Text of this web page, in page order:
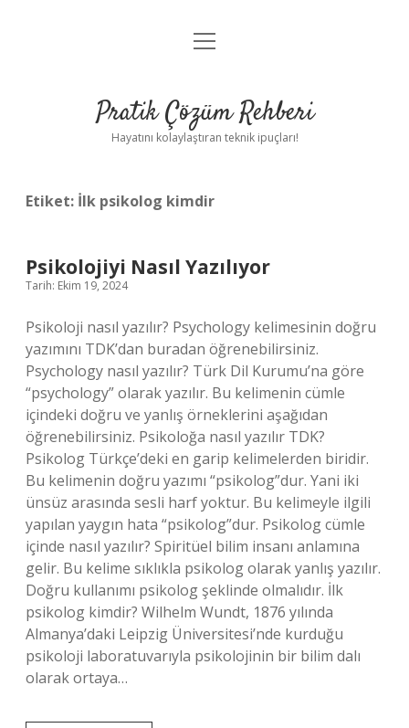
Anasayfa
Yasal Uyarı
menüyü
Pratik Çözüm Rehberi
Hayatını kolaylaştıran teknik ipuçları!
Etiket: İlk psikolog kimdir
Psikolojiyi Nasıl Yazılıyor
Tarih: Ekim 19, 2024
Psikoloji nasıl yazılır? Psychology kelimesinin doğru
yazımını TDK’dan buradan öğrenebilirsiniz.
Psychology nasıl yazılır? Türk Dil Kurumu’na göre
“psychology” olarak yazılır. Bu kelimenin cümle
içindeki doğru ve yanlış örneklerini aşağıdan
öğrenebilirsiniz. Psikoloğa nasıl yazılır TDK?
Psikolog Türkçe’deki en garip kelimelerden biridir.
Bu kelimenin doğru yazımı “psikolog”dur. Yani iki
ünsüz arasında sesli harf yoktur. Bu kelimeyle ilgili
yapılan yaygın hata “psikolog”dur. Psikolog cümle
içinde nasıl yazılır? Spiritüel bilim insanı anlamına
gelir. Bu kelime sıklıkla psikolog olarak yanlış yazılır.
Doğru kullanımı psikolog şeklinde olmalıdır. İlk
psikolog kimdir? Wilhelm Wundt, 1876 yılında
Almanya’daki Leipzig Üniversitesi’nde kurduğu
psikoloji laboratuvarıyla psikolojinin bir bilim dalı
olarak ortaya…